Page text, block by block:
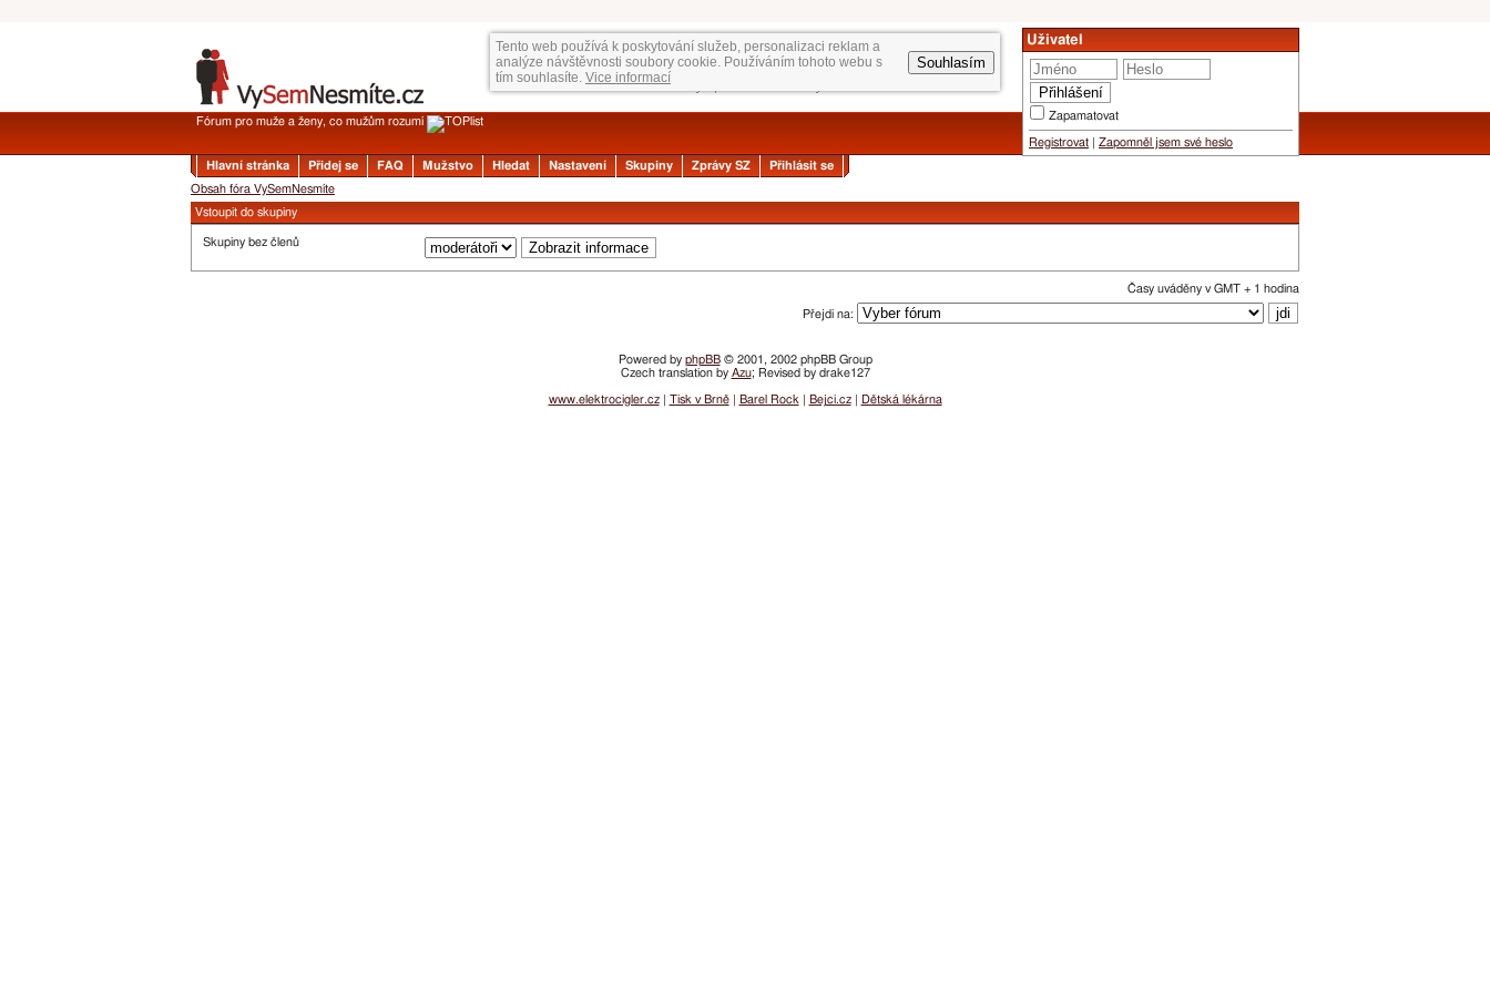
Tento web používá k poskytování služeb, personalizaci reklam a
analýze návštěvnosti soubory cookie. Používáním tohoto webu s
tím souhlasíte. Vice informací
Souhlasím
Uživatel
Zapamatovat
Registrovat Zapomněl jsem své heslo
Fórum pro muže a ženy, co mužům rozumí
Hlavní stránka Přidej se FAQ Mužstvo Hledat Nastavení Skupiny Zprávy SZ
Přihlásit se
Obsah fóra VySemNesmíte
Vstoupit do skupiny
Skupiny bez členů
Časy uváděny v GMT + 1 hodina
Přejdi na:
Powered by phpBB© 2001, 2002 phpBB Group
Czech translation by Azu; Revised by drake127
www.elektrocigler.cz| Tisk v Brně| Barel Rock Bejci.cz| Dětská lékárna